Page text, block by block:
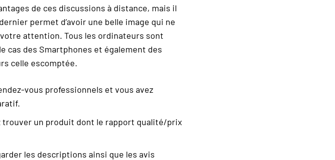
de ces discussions à distance, mais il
permet d’avoir une belle image qui ne
attention. Tous les ordinateurs sont
cas des Smartphones et également des
celle escomptée.
vous professionnels et vous avez
trouver un produit dont le rapport qualité/prix
les descriptions ainsi que les avis